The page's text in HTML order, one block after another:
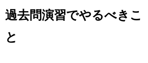
過去問演習でやるべきこ
と